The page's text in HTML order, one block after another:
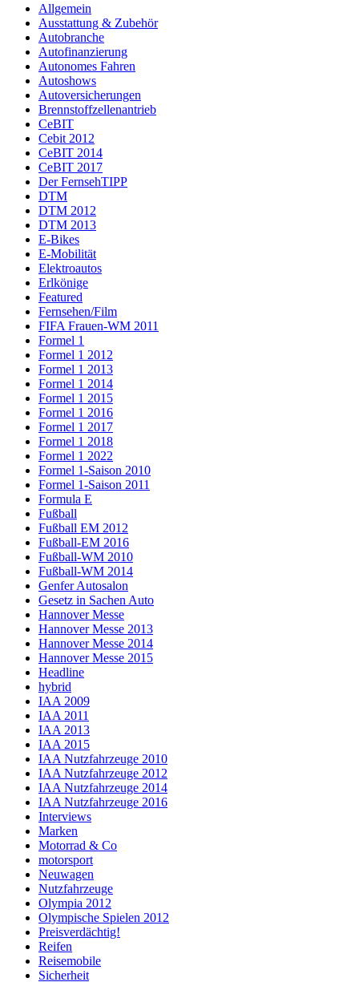
Allgemein
Ausstattung & Zubehör
Autobranche
Autofinanzierung
Autonomes Fahren
Autoshows
Autoversicherungen
Brennstoffzellenantrieb
CeBIT
Cebit 2012
CeBIT 2014
CeBIT 2017
Der FernsehTIPP
DTM
DTM 2012
DTM 2013
E-Bikes
E-Mobilität
Elektroautos
Erlkönige
Featured
Fernsehen/Film
FIFA Frauen-WM 2011
Formel 1
Formel 1 2012
Formel 1 2013
Formel 1 2014
Formel 1 2015
Formel 1 2016
Formel 1 2017
Formel 1 2018
Formel 1 2022
Formel 1-Saison 2010
Formel 1-Saison 2011
Formula E
Fußball
Fußball EM 2012
Fußball-EM 2016
Fußball-WM 2010
Fußball-WM 2014
Genfer Autosalon
Gesetz in Sachen Auto
Hannover Messe
Hannover Messe 2013
Hannover Messe 2014
Hannover Messe 2015
Headline
hybrid
IAA 2009
IAA 2011
IAA 2013
IAA 2015
IAA Nutzfahrzeuge 2010
IAA Nutzfahrzeuge 2012
IAA Nutzfahrzeuge 2014
IAA Nutzfahrzeuge 2016
Interviews
Marken
Motorrad & Co
motorsport
Neuwagen
Nutzfahrzeuge
Olympia 2012
Olympische Spielen 2012
Preisverdächtig!
Reifen
Reisemobile
Sicherheit